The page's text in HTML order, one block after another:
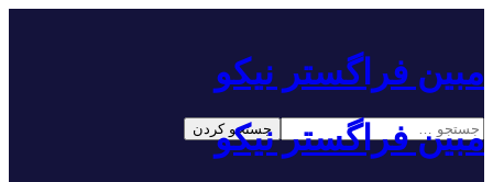
مبین فراگستر نیکو
مبین فراگستر نیکو